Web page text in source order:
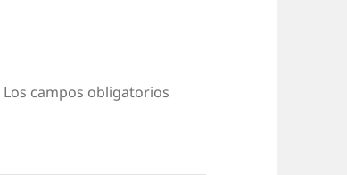
Los campos obligatorios